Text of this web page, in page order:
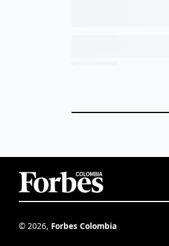
© 2026, Forbes Colombia